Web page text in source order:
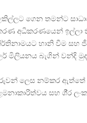
ගෙන තමන්ට
අධිකරණයෙන්
හානි වීම සහ
මිලියනය බැගින් වන්දි
ලෙස නම්කර ඇත්තේ
සහ ශී‍්‍ර